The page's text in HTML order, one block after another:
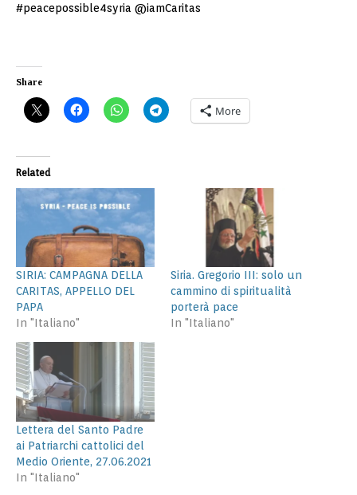
#peacepossible4syria @iamCaritas
Share
More
Related
SIRIA: CAMPAGNA DELLA
CARITAS, APPELLO DEL
PAPA
In "Italiano"
Siria. Gregorio III: solo un
cammino di spiritualità
porterà pace
In "Italiano"
Lettera del Santo Padre
ai Patriarchi cattolici del
Medio Oriente, 27.06.2021
In "Italiano"